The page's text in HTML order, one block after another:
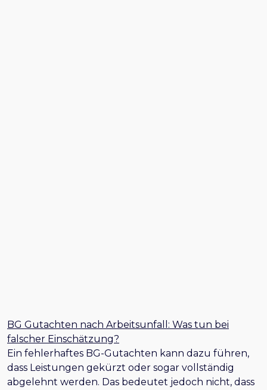
BG Gutachten nach Arbeitsunfall: Was tun bei
falscher Einschätzung?
Ein fehlerhaftes BG-Gutachten kann dazu führen,
dass Leistungen gekürzt oder sogar vollständig
abgelehnt werden. Das bedeutet jedoch nicht, dass